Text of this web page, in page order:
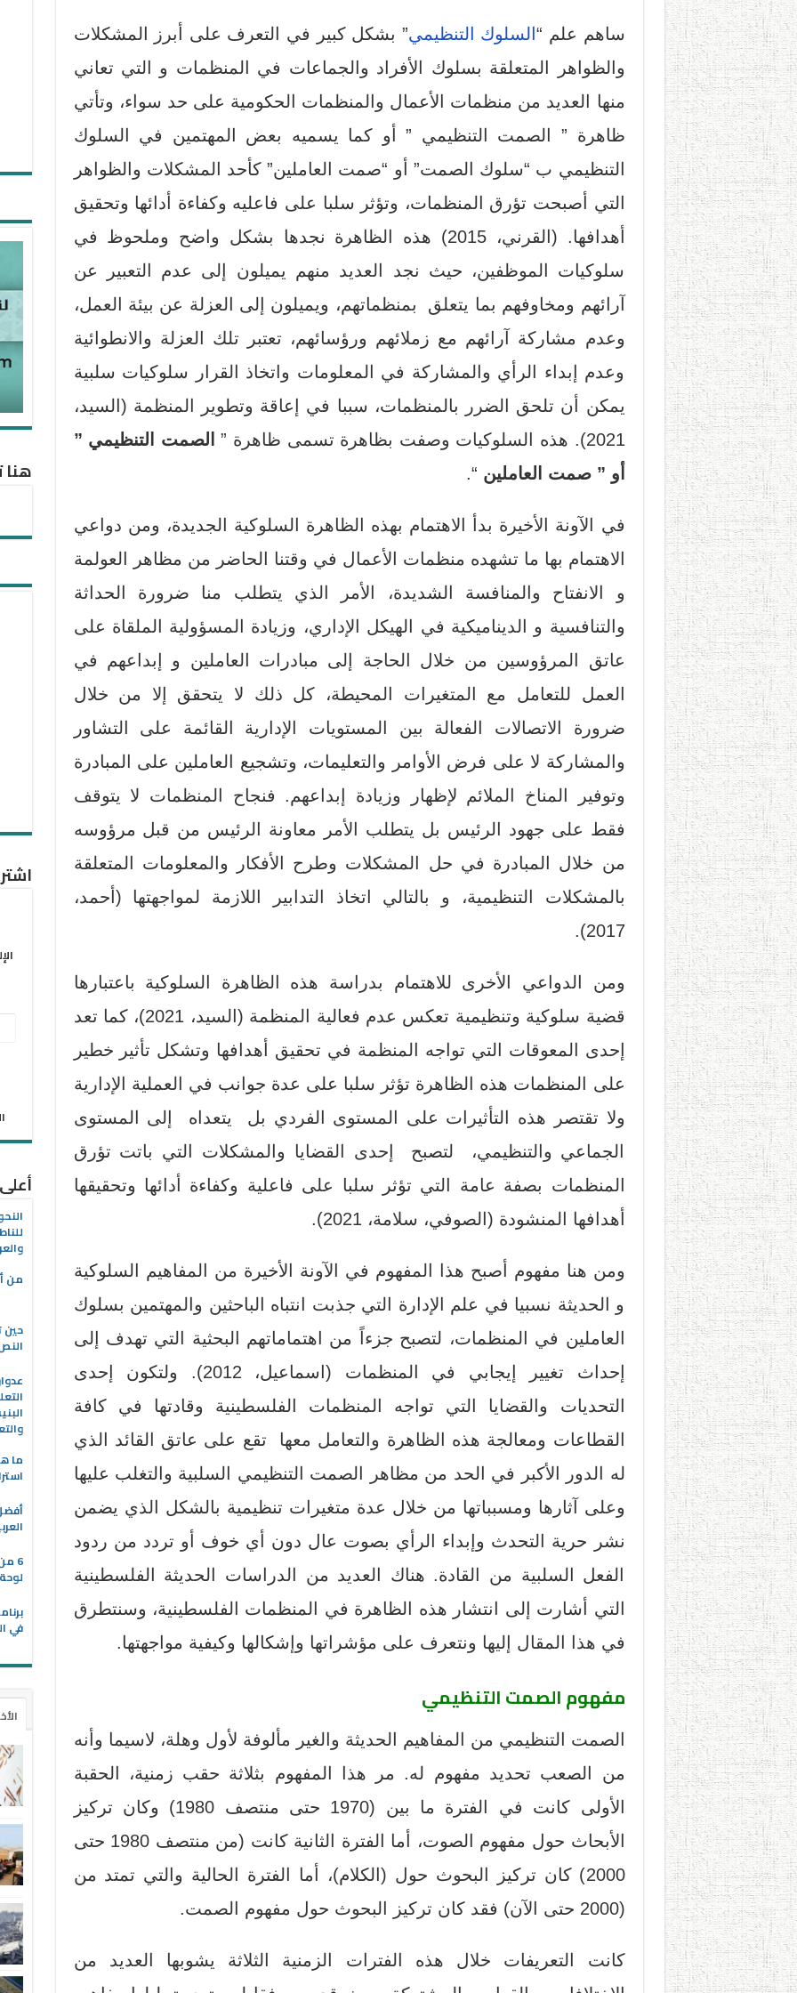
ساهم علم “السلوك التنظيمي” بشكل كبير في التعرف على أبرز المشكلات
والظواهر المتعلقة بسلوك الأفراد والجماعات في المنظمات و التي تعاني
منها العديد من منظمات الأعمال والمنظمات الحكومية على حد سواء، وتأتي
ظاهرة ” الصمت التنظيمي ” أو كما يسميه بعض المهتمين في السلوك
التنظيمي ب “سلوك الصمت” أو “صمت العاملين” كأحد المشكلات والظواهر
التي أصبحت تؤرق المنظمات، وتؤثر سلبا على فاعليه وكفاءة أدائها وتحقيق
أهدافها. (القرني، 2015) هذه الظاهرة نجدها بشكل واضح وملحوظ في
سلوكيات الموظفين، حيث نجد العديد منهم يميلون إلى عدم التعبير عن
آرائهم ومخاوفهم بما يتعلق بمنظماتهم، ويميلون إلى العزلة عن بيئة العمل،
وعدم مشاركة آرائهم مع زملائهم ورؤسائهم، تعتبر تلك العزلة والانطوائية
وعدم إبداء الرأي والمشاركة في المعلومات واتخاذ القرار سلوكيات سلبية
يمكن أن تلحق الضرر بالمنظمات، سببا في إعاقة وتطوير المنظمة (السيد،
2021). هذه السلوكيات وصفت بظاهرة تسمى ظاهرة ”
الصمت التنظيمي ”
أو ” صمت العاملين “.
في الآونة الأخيرة بدأ الاهتمام بهذه الظاهرة السلوكية الجديدة، ومن دواعي
الاهتمام بها ما تشهده منظمات الأعمال في وقتنا الحاضر من مظاهر العولمة
و الانفتاح والمنافسة الشديدة، الأمر الذي يتطلب منا ضرورة الحداثة
والتنافسية و الديناميكية في الهيكل الإداري، وزيادة المسؤولية الملقاة على
عاتق المرؤوسين من خلال الحاجة إلى مبادرات العاملين و إبداعهم في
العمل للتعامل مع المتغيرات المحيطة، كل ذلك لا يتحقق إلا من خلال
ضرورة الاتصالات الفعالة بين المستويات الإدارية القائمة على التشاور
والمشاركة لا على فرض الأوامر والتعليمات، وتشجيع العاملين على المبادرة
وتوفير المناخ الملائم لإظهار وزيادة إبداعهم. فنجاح المنظمات لا يتوقف
فقط على جهود الرئيس بل يتطلب الأمر معاونة الرئيس من قبل مرؤوسه
من خلال المبادرة في حل المشكلات وطرح الأفكار والمعلومات المتعلقة
بالمشكلات التنظيمية، و بالتالي اتخاذ التدابير اللازمة لمواجهتها (أحمد،
2017).
ومن الدواعي الأخرى للاهتمام بدراسة هذه الظاهرة السلوكية باعتبارها
قضية سلوكية وتنظيمية تعكس عدم فعالية المنظمة (السيد، 2021)، كما تعد
إحدى المعوقات التي تواجه المنظمة في تحقيق أهدافها وتشكل تأثير خطير
على المنظمات هذه الظاهرة تؤثر سلبا على عدة جوانب في العملية الإدارية
ولا تقتصر هذه التأثيرات على المستوى الفردي بل يتعداه إلى المستوى
الجماعي والتنظيمي، لتصبح إحدى القضايا والمشكلات التي باتت تؤرق
المنظمات بصفة عامة التي تؤثر سلبا على فاعلية وكفاءة أدائها وتحقيقها
أهدافها المنشودة (الصوفي، سلامة، 2021).
ومن هنا مفهوم أصبح هذا المفهوم في الآونة الأخيرة من المفاهيم السلوكية
و الحديثة نسبيا في علم الإدارة التي جذبت انتباه الباحثين والمهتمين بسلوك
العاملين في المنظمات، لتصبح جزءاً من اهتماماتهم البحثية التي تهدف إلى
إحداث تغيير إيجابي في المنظمات (اسماعيل، 2012). ولتكون إحدى
التحديات والقضايا التي تواجه المنظمات الفلسطينية وقادتها في كافة
القطاعات ومعالجة هذه الظاهرة والتعامل معها تقع على عاتق القائد الذي
له الدور الأكبر في الحد من مظاهر الصمت التنظيمي السلبية والتغلب عليها
وعلى آثارها ومسبباتها من خلال عدة متغيرات تنظيمية بالشكل الذي يضمن
نشر حرية التحدث وإبداء الرأي بصوت عال دون أي خوف أو تردد من ردود
الفعل السلبية من القادة. هناك العديد من الدراسات الحديثة الفلسطينية
التي أشارت إلى انتشار هذه الظاهرة في المنظمات الفلسطينية، وسنتطرق
في هذا المقال إليها ونتعرف على مؤشراتها وإشكالها وكيفية مواجهتها.
مفهوم الصمتالتنظيمي
الصمت التنظيمي من المفاهيم الحديثة والغير مألوفة لأول وهلة، لاسيما وأنه
من الصعب تحديد مفهوم له. مر هذا المفهوم بثلاثة حقب زمنية، الحقبة
الأولى كانت في الفترة ما بين (1970 حتى منتصف 1980) وكان تركيز
الأبحاث حول مفهوم الصوت، أما الفترة الثانية كانت (من منتصف 1980 حتى
2000) كان تركيز البحوث حول (الكلام)، أما الفترة الحالية والتي تمتد من
(2000 حتى الآن) فقد كان تركيز البحوث حول مفهوم الصمت.
كانت التعريفات خلال هذه الفترات الزمنية الثلاثة يشوبها العديد من
هنا
من
حين
ما
6
في